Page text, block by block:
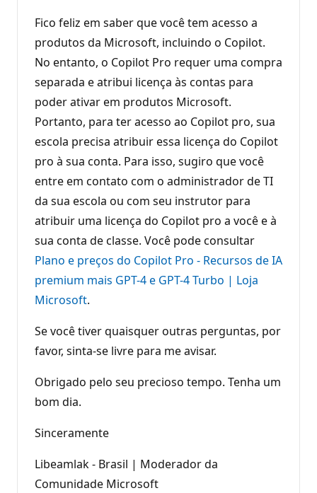
Fico feliz em saber que você tem acesso a
produtos da Microsoft, incluindo o Copilot.
No entanto, o Copilot Pro requer uma compra
separada e atribui licença às contas para
poder ativar em produtos Microsoft.
Portanto, para ter acesso ao Copilot pro, sua
escola precisa atribuir essa licença do Copilot
pro à sua conta. Para isso, sugiro que você
entre em contato com o administrador de TI
da sua escola ou com seu instrutor para
atribuir uma licença do Copilot pro a você e à
sua conta de classe. Você pode consultar
Plano e preços do Copilot Pro - Recursos de IA
premium mais GPT-4 e GPT-4 Turbo | Loja
Microsoft.
Se você tiver quaisquer outras perguntas, por
favor, sinta-se livre para me avisar.
Obrigado pelo seu precioso tempo. Tenha um
bom dia.
Sinceramente
Libeamlak - Brasil | Moderador da
Comunidade Microsoft